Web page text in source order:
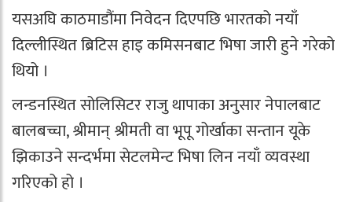
यसअघि काठमाडौंमा निवेदन दिएपछि भारतको नयाँ
दिल्लीस्थित ब्रिटिस हाइ कमिसनबाट भिषा जारी हुने गरेको
थियो ।
लन्डनस्थित सोलिसिटर राजु थापाका अनुसार नेपालबाट
बालबच्चा, श्रीमान् श्रीमती वा भूपू गोर्खाका सन्तान यूके
झिकाउने सन्दर्भमा सेटलमेन्ट भिषा लिन नयाँ व्यवस्था
गरिएको हो ।